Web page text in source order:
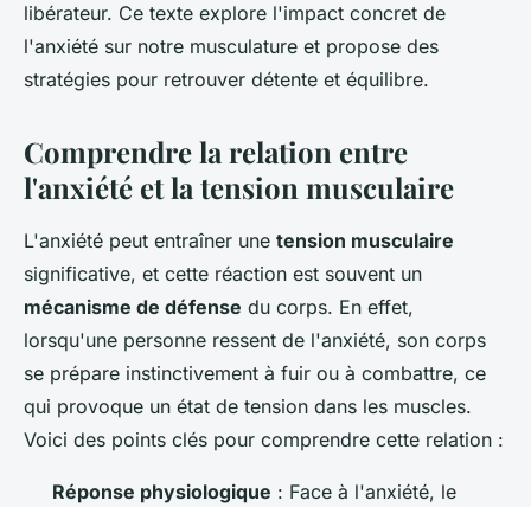
libérateur. Ce texte explore l'impact concret de
l'anxiété sur notre musculature et propose des
stratégies pour retrouver détente et équilibre.
Comprendre la relation entre
l'anxiété et la tension musculaire
L'anxiété peut entraîner une tension musculaire
significative, et cette réaction est souvent un
mécanisme de défense du corps. En effet,
lorsqu'une personne ressent de l'anxiété, son corps
se prépare instinctivement à fuir ou à combattre, ce
qui provoque un état de tension dans les muscles.
Voici des points clés pour comprendre cette relation :
Réponse physiologique : Face à l'anxiété, le